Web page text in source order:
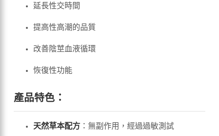
延長性交時間
提高性高潮的品質
改善陰莖血液循環
恢復性功能
產品特色：
天然草本配方 ：無副作用，經過過敏測試